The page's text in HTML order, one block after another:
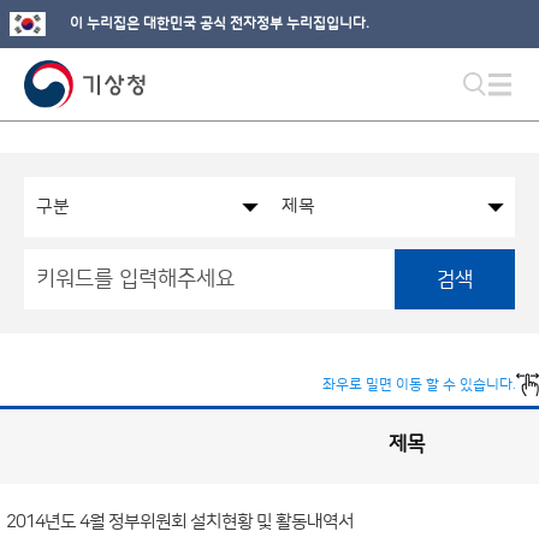
이 누리집은 대한민국 공식 전자정부 누리집입니다.
검색
좌우로 밀면 이동 할 수 있습니다.
공
개
정
보
제목
2014년도 4월 정부위원회 설치현황 및 활동내역서